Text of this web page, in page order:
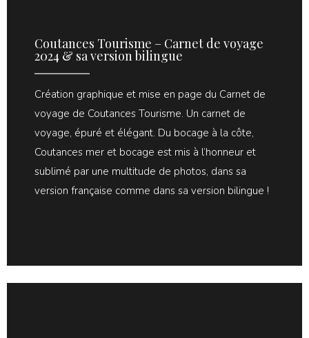
Coutances Tourisme – Carnet de voyage
2024 & sa version bilingue
Création graphique et mise en page du Carnet de
voyage de Coutances Tourisme. Un carnet de
voyage, épuré et élégant. Du bocage à la côte,
Coutances mer et bocage est mis à l’honneur et
sublimé par une multitude de photos, dans sa
version française comme dans sa version bilingue !